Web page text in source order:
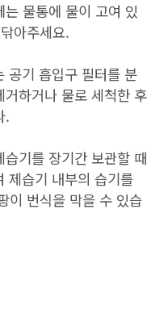
물통에 물이 고여 있
아주세요.
공기 흡입구 필터를 분
하거나 물로 세척한 후
.
기를 장기간 보관할 때
제습기 내부의 습기를
이 번식을 막을 수 있습